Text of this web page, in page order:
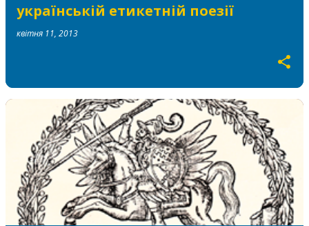
українській етикетній поезії
квітня 11, 2013